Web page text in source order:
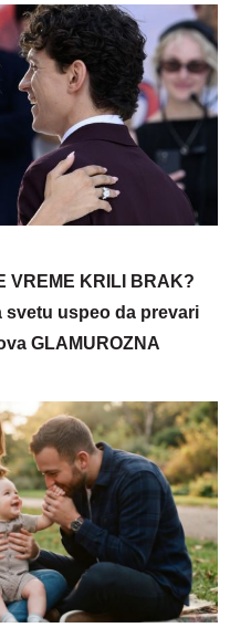
VREME KRILI BRAK?
svetu uspeo da prevari
GLAMUROZNA